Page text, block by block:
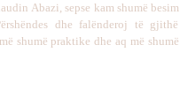
Abazi, sepse kam shumë
dhe falënderoj të
shumë praktike dhe aq më